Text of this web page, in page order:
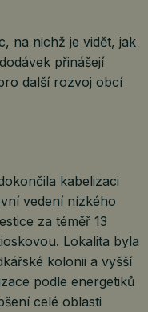
na nichž je vidět, jak
přinášejí
další rozvoj obcí
kabelizaci
vedení nízkého
za téměř 13
Lokalita byla
kolonii a vyšší
podle energetiků
celé oblasti